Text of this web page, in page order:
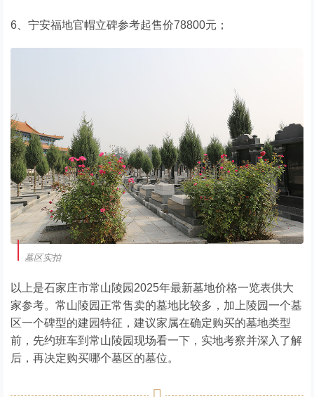
6、宁安福地官帽立碑参考起售价78800元；
墓区实拍
以上是石家庄市常山陵园2025年最新墓地价格一览表供大
家参考。常山陵园正常售卖的墓地比较多，加上陵园一个墓
区一个碑型的建园特征，建议家属在确定购买的墓地类型
前，先约班车到常山陵园现场看一下，实地考察并深入了解
后，再决定购买哪个墓区的墓位。